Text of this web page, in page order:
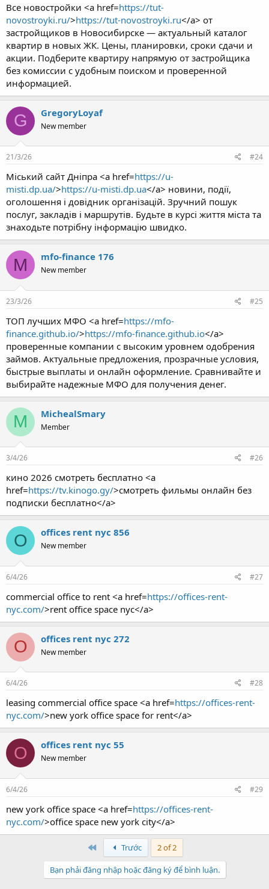
Все новостройки <a href=https://tut-
novostroyki.ru/>https://tut-novostroyki.ru</a> от
застройщиков в Новосибирске — актуальный каталог
квартир в новых ЖК. Цены, планировки, сроки сдачи и
акции. Подберите квартиру напрямую от застройщика
без комиссии с удобным поиском и проверенной
информацией.
G GregoryLoyaf
New member
21/3/26 #24
Міський сайт Дніпра <a href=https://u-
misti.dp.ua/>https://u-misti.dp.ua</a> новини, події,
оголошення і довідник організацій. Зручний пошук
послуг, закладів і маршрутів. Будьте в курсі життя міста та
знаходьте потрібну інформацію швидко.
M mfo-finance 176
New member
23/3/26 #25
ТОП лучших МФО <a href=https://mfo-
finance.github.io/>https://mfo-finance.github.io</a>
проверенные компании с высоким уровнем одобрения
займов. Актуальные предложения, прозрачные условия,
быстрые выплаты и онлайн оформление. Сравнивайте и
выбирайте надежные МФО для получения денег.
M MichealSmary
Member
3/4/26 #26
кино 2026 смотреть бесплатно <a
href=https://tv.kinogo.gy/>смотреть фильмы онлайн без
подписки бесплатно</a>
O offices rent nyc 856
New member
6/4/26 #27
commercial office to rent <a href=https://offices-rent-
nyc.com/>rent office space nyc</a>
O offices rent nyc 272
New member
6/4/26 #28
leasing commercial office space <a href=https://offices-rent-
nyc.com/>new york office space for rent</a>
O offices rent nyc 55
New member
6/4/26 #29
new york office space <a href=https://offices-rent-
nyc.com/>office space new york city</a>
First Trước 2 of 2
Bạn phải đăng nhập hoặc đăng ký để bình luận.